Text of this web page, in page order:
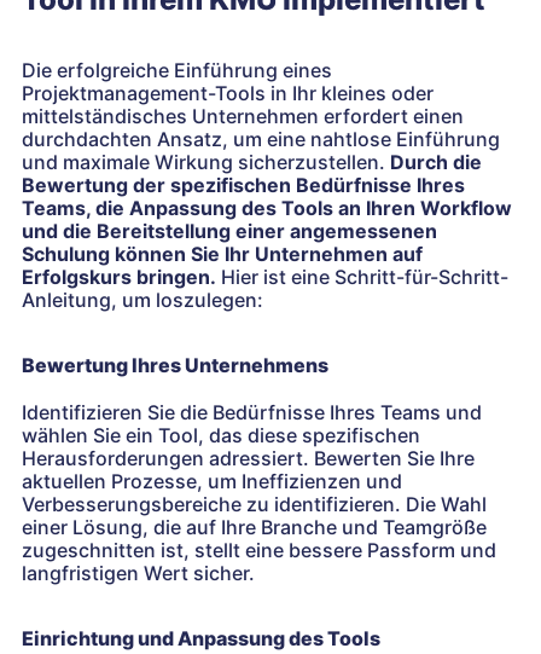
Die erfolgreiche Einführung eines
Projektmanagement-Tools in Ihr kleines oder
mittelständisches Unternehmen erfordert einen
durchdachten Ansatz, um eine nahtlose Einführung
und maximale Wirkung sicherzustellen. Durch die
Bewertung der spezifischen Bedürfnisse Ihres
Teams, die Anpassung des Tools an Ihren Workflow
und die Bereitstellung einer angemessenen
Schulung können Sie Ihr Unternehmen auf
Erfolgskurs bringen. Hier ist eine Schritt-für-Schritt-
Anleitung, um loszulegen:
Bewertung Ihres Unternehmens
Identifizieren Sie die Bedürfnisse Ihres Teams und
wählen Sie ein Tool, das diese spezifischen
Herausforderungen adressiert. Bewerten Sie Ihre
aktuellen Prozesse, um Ineffizienzen und
Verbesserungsbereiche zu identifizieren. Die Wahl
einer Lösung, die auf Ihre Branche und Teamgröße
zugeschnitten ist, stellt eine bessere Passform und
langfristigen Wert sicher.
Einrichtung und Anpassung des Tools